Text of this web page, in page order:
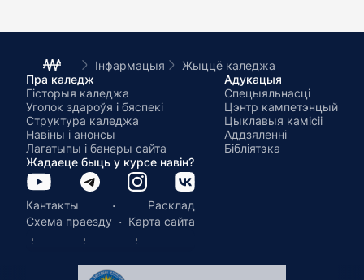
Інфармацыя
Жыццё каледжа
Пра каледж
Гісторыя каледжа
Уголок здароўя і бяспекі
Структура каледжа
Навіны і анонсы
Лагатыпы і банеры сайта
Адукацыя
Спецыяльнасці
Цэнтр кампетэнцый
Цыклавыя камісіі
Аддзяленні
Бібліятэка
Жадаеце быць у курсе навін?
Кантакты ·
Расклад
Схема праезду · Карта сайта